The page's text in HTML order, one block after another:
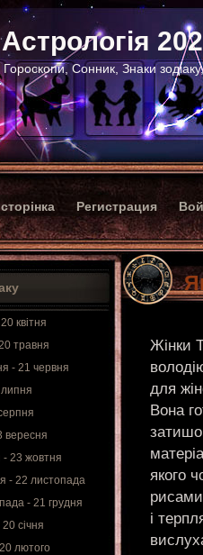
Астрологія
Гороскопи, Сонник, Знаки
Регистрация
квітня
травня
- 21 червня
вересня
- 23 жовтня
- 22 листопада
- 21 грудня
січня
лютого
Жінки
для
Вона
якого
і